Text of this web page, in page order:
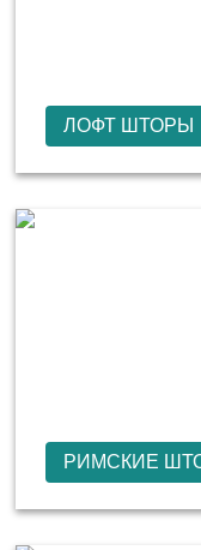
ЛОФТ ШТОРЫ
РИМСКИЕ